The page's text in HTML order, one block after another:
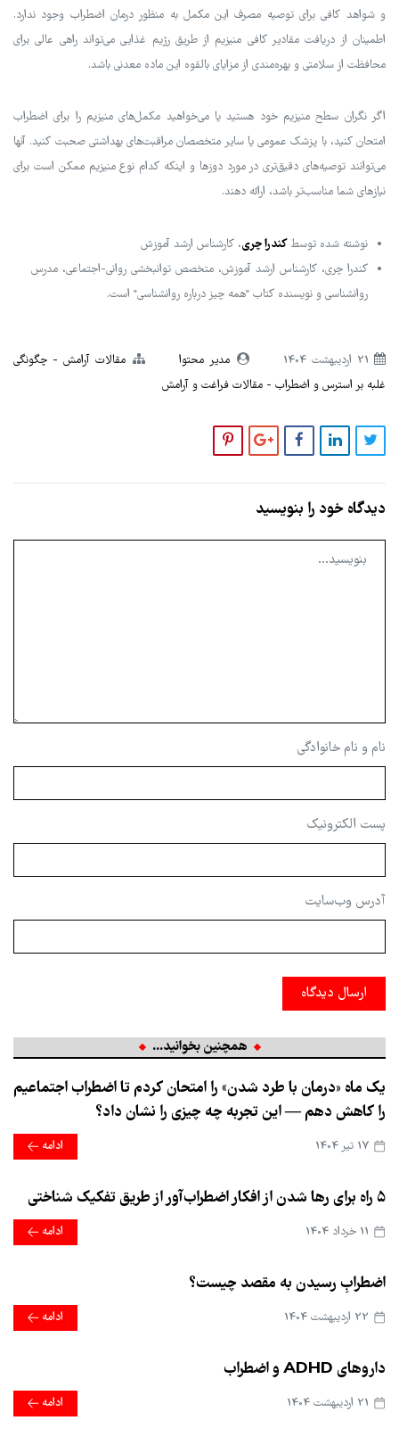
و شواهد کافی برای توصیه مصرف این مکمل به منظور درمان اضطراب وجود ندارد.
اطمینان از دریافت مقادیر کافی منیزیم از طریق رژیم غذایی می‌تواند راهی عالی برای
محافظت از سلامتی و بهره‌مندی از مزایای بالقوه این ماده معدنی باشد.
اگر نگران سطح منیزیم خود هستید یا می‌خواهید مکمل‌های منیزیم را برای اضطراب
امتحان کنید، با پزشک عمومی یا سایر متخصصان مراقبت‌های بهداشتی صحبت کنید. آنها
می‌توانند توصیه‌های دقیق‌تری در مورد دوزها و اینکه کدام نوع منیزیم ممکن است برای
نیازهای شما مناسب‌تر باشد، ارائه دهند.
نوشته شده توسط کندرا چری، کارشناس ارشد آموزش
کندرا چری، کارشناس ارشد آموزش، متخصص توانبخشی روانی-اجتماعی، مدرس
روانشناسی و نویسنده کتاب "همه چیز درباره روانشناسی" است.
مدیر محتوا مقالات آرامش
چگونگی
غلبه بر استرس و اضطراب
مقالات فراغت و آرامش
دیدگاه خود را بنویسید
نام و نام خانوادگی
پست الکترونیک
آدرس وب‌سایت
ارسال دیدگاه
همچنین بخوانید...
یک ماه «درمان با طرد شدن» را امتحان کردم تا اضطراب اجتماعیم
را کاهش دهم — این تجربه چه چیزی را نشان داد؟
ادامه
۵ راه برای رها شدن از افکار اضطراب‌آور از طریق تفکیک شناختی
ادامه
اضطرابِ رسیدن به مقصد چیست؟
ادامه
داروهای ADHD و اضطراب
ادامه